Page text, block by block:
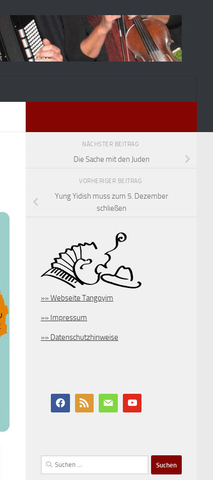
NÄCHSTER BEITRAG
Die Sache mit den Juden
VORHERIGER BEITRAG
Yung Yidish muss zum 5. Dezember
schließen
»» Webseite Tangoyim
»» Impressum
»» Datenschutzhinweise
Suchen
nach: